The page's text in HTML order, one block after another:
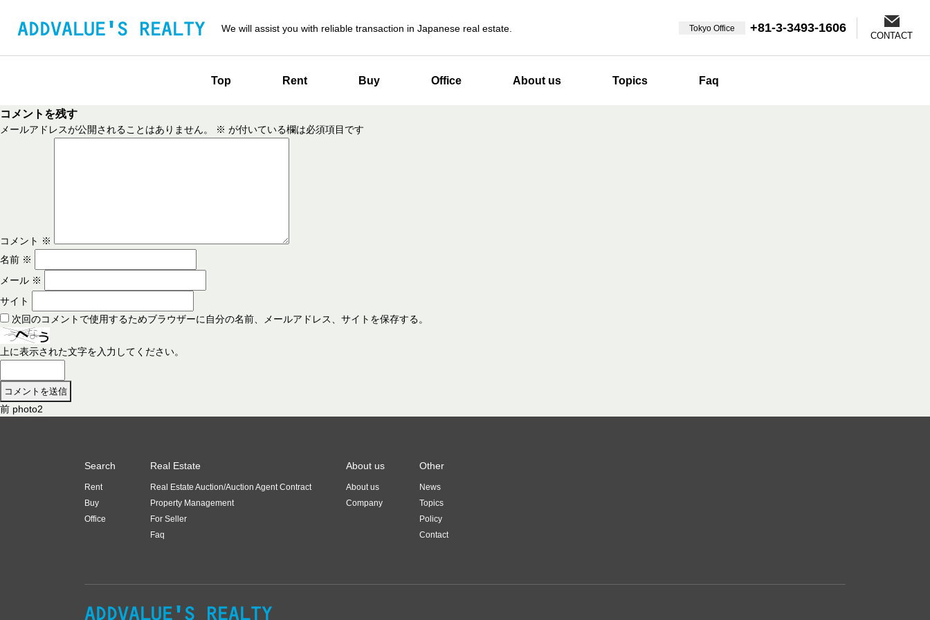
We will assist you with reliable transaction in Japanese real estate. Tokyo Office +81-3-3493-1606
CONTACT
Top Rent Buy Office About us Topics Faq
コメントを残す
メールアドレスが公開されることはありません。 ※ が付いている欄は必須項目です
コメント ※
名前 ※
メール ※
サイト
次回のコメントで使用するためブラウザーに自分の名前、メールアドレス、サイトを保存する。
上に表示された文字を入力してください。
投
前 前
photo2
Search
Rent
Buy
Office
Real Estate
Real Estate Auction/Auction Agent Contract
Property Management
For Seller
Faq
About us
About us
Company
Other
News
Topics
Policy
Contact